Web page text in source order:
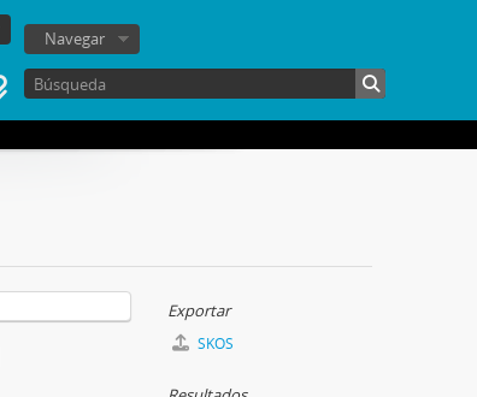
Navegar
Exportar
SKOS